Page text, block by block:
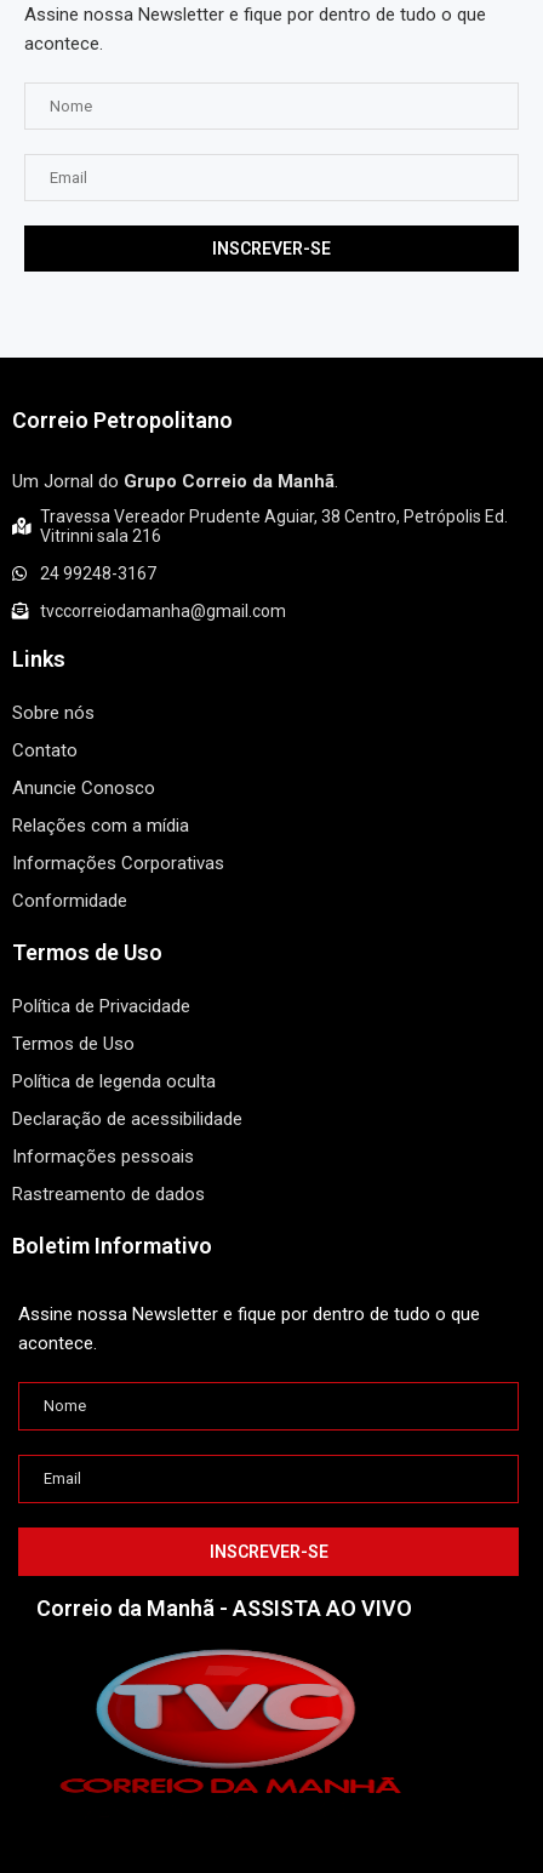
Assine nossa Newsletter e fique por dentro de tudo o que
acontece.
Correio Petropolitano
Um Jornal do Grupo Correio da Manhã.
Travessa Vereador Prudente Aguiar, 38 Centro, Petrópolis Ed.
Vitrinni sala 216
24 99248-3167
tvccorreiodamanha@gmail.com
Links
Sobre nós
Contato
Anuncie Conosco
Relações com a mídia
Informações Corporativas
Conformidade
Termos de Uso
Política de Privacidade
Termos de Uso
Política de legenda oculta
Declaração de acessibilidade
Informações pessoais
Rastreamento de dados
Boletim Informativo
Assine nossa Newsletter e fique por dentro de tudo o que
acontece.
Correio da Manhã - ASSISTA AO VIVO